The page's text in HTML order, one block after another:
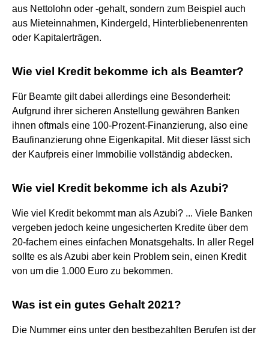
aus Nettolohn oder -gehalt, sondern zum Beispiel auch
aus Mieteinnahmen, Kindergeld, Hinterbliebenenrenten
oder Kapitalerträgen.
Wie viel Kredit bekomme ich als Beamter?
Für Beamte gilt dabei allerdings eine Besonderheit:
Aufgrund ihrer sicheren Anstellung gewähren Banken
ihnen oftmals eine 100-Prozent-Finanzierung, also eine
Baufinanzierung ohne Eigenkapital. Mit dieser lässt sich
der Kaufpreis einer Immobilie vollständig abdecken.
Wie viel Kredit bekomme ich als Azubi?
Wie viel Kredit bekommt man als Azubi? ... Viele Banken
vergeben jedoch keine ungesicherten Kredite über dem
20-fachem eines einfachen Monatsgehalts. In aller Regel
sollte es als Azubi aber kein Problem sein, einen Kredit
von um die 1.000 Euro zu bekommen.
Was ist ein gutes Gehalt 2021?
Die Nummer eins unter den bestbezahlten Berufen ist der